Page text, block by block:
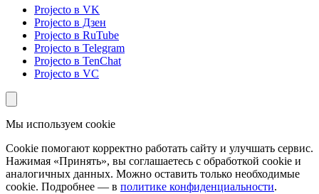
Projecto в VK
Projecto в Дзен
Projecto в RuTube
Projecto в Telegram
Projecto в TenChat
Projecto в VC
Мы используем cookie
Cookie помогают корректно работать сайту и улучшать сервис.
Нажимая «Принять», вы соглашаетесь с обработкой cookie и
аналогичных данных. Можно оставить только необходимые
cookie. Подробнее — в политике конфиденциальности.